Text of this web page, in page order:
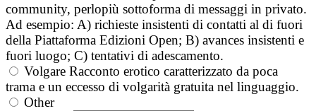
community, perlopiù sottoforma di messaggi in privato.
Ad esempio: A) richieste insistenti di contatti al di fuori
della Piattaforma Edizioni Open; B) avances insistenti e
fuori luogo; C) tentativi di adescamento.
Volgare Racconto erotico caratterizzato da poca
trama e un eccesso di volgarità gratuita nel linguaggio.
Other